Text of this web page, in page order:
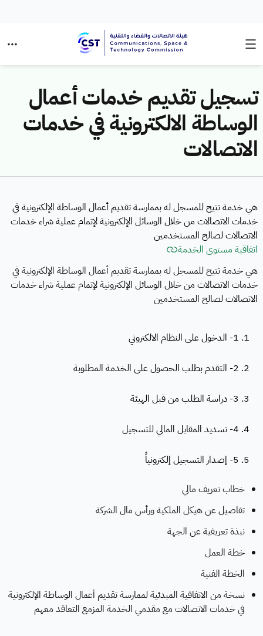
تسجيل تقديم خدمات أعمال
الوساطة الالكترونية في خدمات
الاتصالات
هي خدمة تتيح للمسجل له بممارسة تقديم أعمال الوساطة الإلكترونية في
خدمات الاتصالات من خلال الوسائل الإلكترونية لإتمام عملية شراء خدمات
الاتصالات لصالح المستخدمين
اتفاقية مستوى الخدمة
هي خدمة تتيح للمسجل له بممارسة تقديم أعمال الوساطة الإلكترونية في
خدمات الاتصالات من خلال الوسائل الإلكترونية لإتمام عملية شراء خدمات
الاتصالات لصالح المستخدمين
1. 1- الدخول على النظام الالكتروني
2. 2- التقدم بطلب الحصول على الخدمة المطلوبة
3. 3- دراسة الطلب من قبل الهيئة
4. 4- تسديد المقابل المالي للتسجيل
5. 5- إصدار التسجيل إلكترونياً
خطاب تعريف مالي
تفاصيل عن هيكل الملكية ورأس مال الشركة
نبذة تعريفية عن الجهة
خطة العمل
الخطة الفنية
نسخة من الاتفاقية المبدئية لممارسة تقديم أعمال الوساطة الإلكترونية
في خدمات الاتصالات مع مقدمي الخدمة المزمع التعاقد معهم